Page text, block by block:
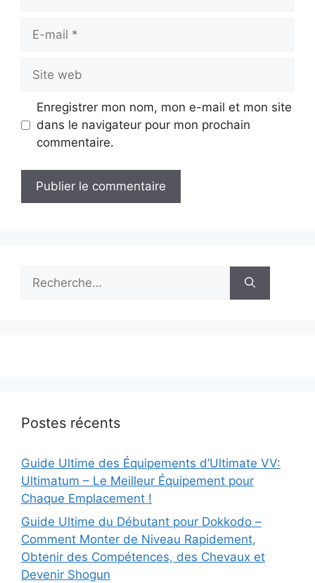
Site
web
Enregistrer mon nom, mon e-mail et mon site
dans le navigateur pour mon prochain
commentaire.
Postes récents
Guide Ultime des Équipements d’Ultimate VV:
Ultimatum – Le Meilleur Équipement pour
Chaque Emplacement !
Guide Ultime du Débutant pour Dokkodo –
Comment Monter de Niveau Rapidement,
Obtenir des Compétences, des Chevaux et
Devenir Shogun